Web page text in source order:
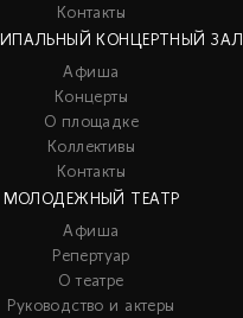
Контакты
КОНЦЕРТНЫЙ ЗАЛ
Афиша
Концерты
О площадке
Коллективы
Контакты
МОЛОДЕЖНЫЙ ТЕАТР
Афиша
Репертуар
О театре
Руководство и актеры